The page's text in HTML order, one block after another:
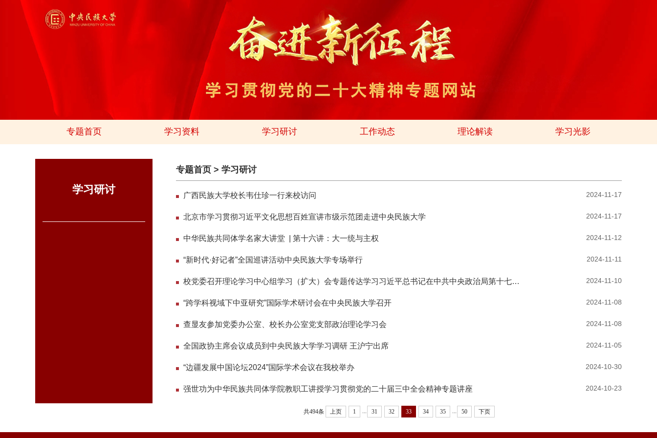
专题首页 学习资料 学习研讨 工作动态 理论解读 学习光影
学习研讨
专题首页 > 学习研讨
广西民族大学校长韦仕珍一行来校访问 2024-11-17
北京市学习贯彻习近平文化思想百姓宣讲市级示范团走进中央民族大学 2024-11-17
中华民族共同体学名家大讲堂 | 第十六讲：大一统与主权 2024-11-12
“新时代·好记者”全国巡讲活动中央民族大学专场举行 2024-11-11
校党委召开理论学习中心组学习（扩大）会专题传达学习习近平总书记在中共中央政治局第十七次... 2024-11-10
“跨学科视域下中亚研究”国际学术研讨会在中央民族大学召开 2024-11-08
查显友参加党委办公室、校长办公室党支部政治理论学习会 2024-11-08
全国政协主席会议成员到中央民族大学学习调研 王沪宁出席 2024-11-05
“边疆发展中国论坛2024”国际学术会议在我校举办 2024-10-30
强世功为中华民族共同体学院教职工讲授学习贯彻党的二十届三中全会精神专题讲座 2024-10-23
共494条 上页 1 31 32 33 34 35 50 下页